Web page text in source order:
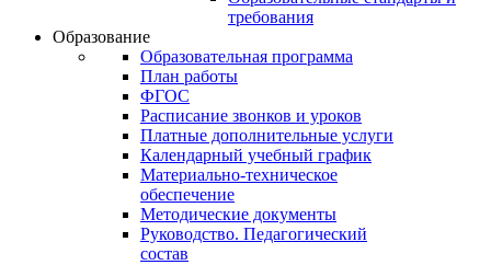
требования
Образование
Образовательная программа
План работы
ФГОС
Расписание звонков и уроков
Платные дополнительные услуги
Календарный учебный график
Материально-техническое
обеспечение
Методические документы
Руководство. Педагогический
состав